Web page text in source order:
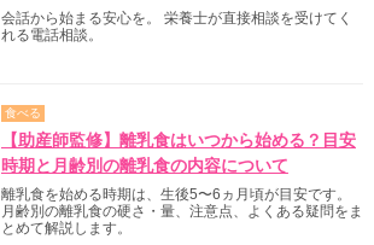
会話から始まる安心を。 栄養士が直接相談を受けてく
れる電話相談。
食べる
【助産師監修】離乳食はいつから始める？目安
時期と月齢別の離乳食の内容について
離乳食を始める時期は、生後5〜6ヵ月頃が目安です。
月齢別の離乳食の硬さ・量、注意点、よくある疑問をま
とめて解説します。